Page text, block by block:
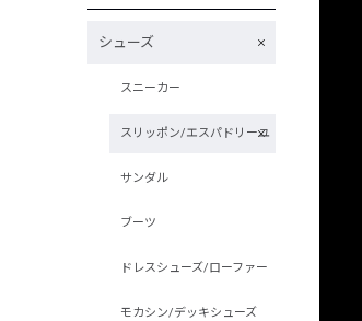
シューズ
スニーカー
スリッポン/エスパドリーユ
サンダル
ブーツ
ドレスシューズ/ローファー
モカシン/デッキシューズ
限定